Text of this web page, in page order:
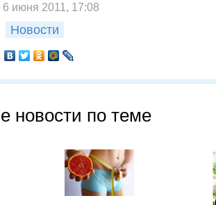
6 июня 2011, 17:08
Новости
новости по теме